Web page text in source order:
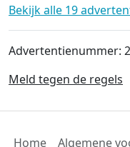
Bekijk alle 19
Advertentienummer:
Meld tegen de regels
Home Algemene